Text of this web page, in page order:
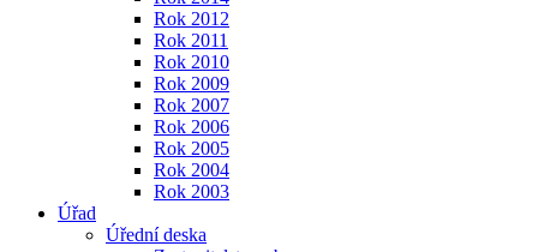
Rok 2012
Rok 2011
Rok 2010
Rok 2009
Rok 2007
Rok 2006
Rok 2005
Rok 2004
Rok 2003
Úřad
Úřední deska